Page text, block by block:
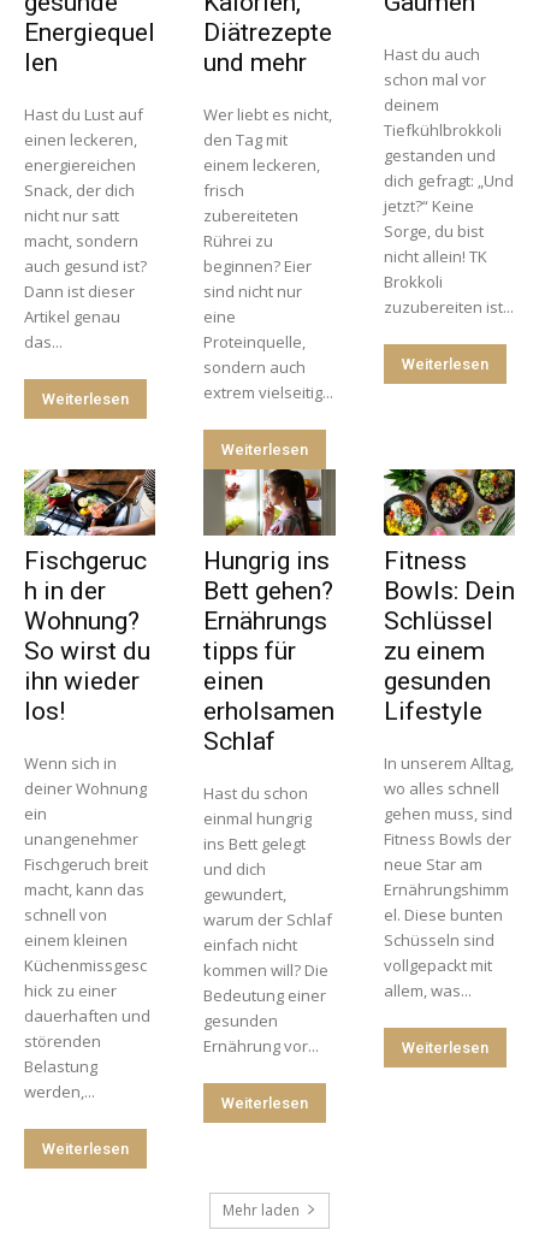
Energiequel
len
Hast du Lust auf
einen leckeren,
energiereichen
Snack, der dich
nicht nur satt
macht, sondern
auch gesund ist?
Dann ist dieser
Artikel genau
das...
Weiterlesen
Diätrezepte
und mehr
Wer liebt es nicht,
den Tag mit
einem leckeren,
frisch
zubereiteten
Rührei zu
beginnen? Eier
sind nicht nur
eine
Proteinquelle,
sondern auch
extrem vielseitig...
Weiterlesen
Hast du auch
schon mal vor
deinem
Tiefkühlbrokkoli
gestanden und
dich gefragt: „Und
jetzt?“ Keine
Sorge, du bist
nicht allein! TK
Brokkoli
zuzubereiten ist...
Weiterlesen
Fischgeruc
h in der
Wohnung?
So wirst du
ihn wieder
los!
Wenn sich in
deiner Wohnung
ein
unangenehmer
Fischgeruch breit
macht, kann das
schnell von
einem kleinen
Küchenmissgesc
hick zu einer
dauerhaften und
störenden
Belastung
werden,...
Weiterlesen
Hungrig ins
Bett gehen?
Ernährungs
tipps für
einen
erholsamen
Schlaf
Hast du schon
einmal hungrig
ins Bett gelegt
und dich
gewundert,
warum der Schlaf
einfach nicht
kommen will? Die
Bedeutung einer
gesunden
Ernährung vor...
Weiterlesen
Fitness
Bowls: Dein
Schlüssel
zu einem
gesunden
Lifestyle
In unserem Alltag,
wo alles schnell
gehen muss, sind
Fitness Bowls der
neue Star am
Ernährungshimm
el. Diese bunten
Schüsseln sind
vollgepackt mit
allem, was...
Weiterlesen
Mehr laden